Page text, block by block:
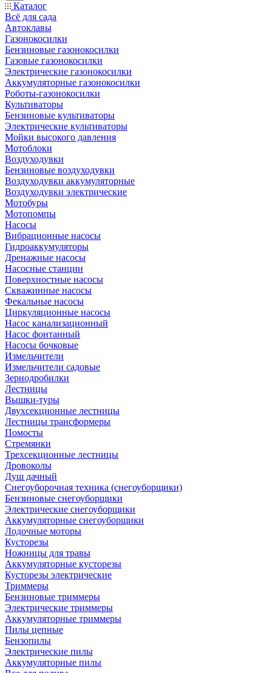
Каталог
Всё для сада
Автоклавы
Газонокосилки
Бензиновые газонокосилки
Газовые газонокосилки
Электрические газонокосилки
Аккумуляторные газонокосилки
Роботы-газонокосилки
Культиваторы
Бензиновые культиваторы
Электрические культиваторы
Мойки высокого давления
Мотоблоки
Воздуходувки
Бензиновые воздуходувки
Воздуходувки аккумуляторные
Воздуходувки электрические
Мотобуры
Мотопомпы
Насосы
Вибрационные насосы
Гидроаккумуляторы
Дренажные насосы
Насосные станции
Поверхностные насосы
Скважинные насосы
Фекальные насосы
Циркуляционные насосы
Насос канализационный
Насос фонтанный
Насосы бочковые
Измельчители
Измельчители садовые
Зернодробилки
Лестницы
Вышки-туры
Двухсекционные лестницы
Лестницы трансформеры
Помосты
Стремянки
Трехсекционные лестницы
Дровоколы
Душ дачный
Снегоуборочная техника (снегоуборщики)
Бензиновые снегоуборщики
Электрические снегоуборщики
Аккумуляторные снегоуборщики
Лодочные моторы
Кусторезы
Ножницы для травы
Аккумуляторные кусторезы
Кусторезы электрические
Триммеры
Бензиновые триммеры
Электрические триммеры
Аккумуляторные триммеры
Пилы цепные
Бензопилы
Электрические пилы
Аккумуляторные пилы